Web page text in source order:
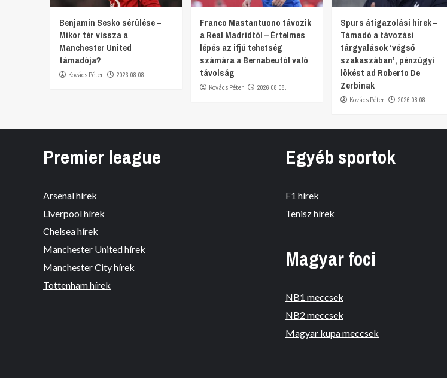
Benjamin Sesko sérülése –
Mikor tér vissza a
Manchester United
támadója?
Kovács Péter 2026.08.08.
Franco Mastantuono távozik
a Real Madridtól – Értelmes
lépés az ifjú tehetség
számára a Bernabeutól való
távolság
Kovács Péter 2026.08.08.
Spurs átigazolási hírek –
Támadó a távozási
tárgyalások ‘végső
szakaszában’, pénzügyi
lökést ad Roberto De
Zerbinak
Kovács Péter 2026.08.08.
Premier league
Arsenal hírek
Liverpool hírek
Chelsea hírek
Manchester United hírek
Manchester City hírek
Tottenham hírek
Egyéb sportok
F1 hírek
Tenisz hírek
Magyar foci
NB1 meccsek
NB2 meccsek
Magyar kupa meccsek